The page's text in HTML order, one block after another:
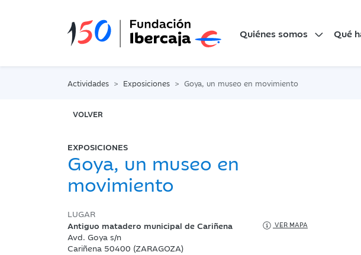
Quiénes somos Qué
Actividades Exposiciones Goya, un museo en movimiento
VOLVER
EXPOSICIONES
Goya, un museo en
movimiento
LUGAR
Antiguo matadero municipal de Cariñena
VER MAPA
Avd. Goya s/n
Cariñena 50400 (ZARAGOZA)